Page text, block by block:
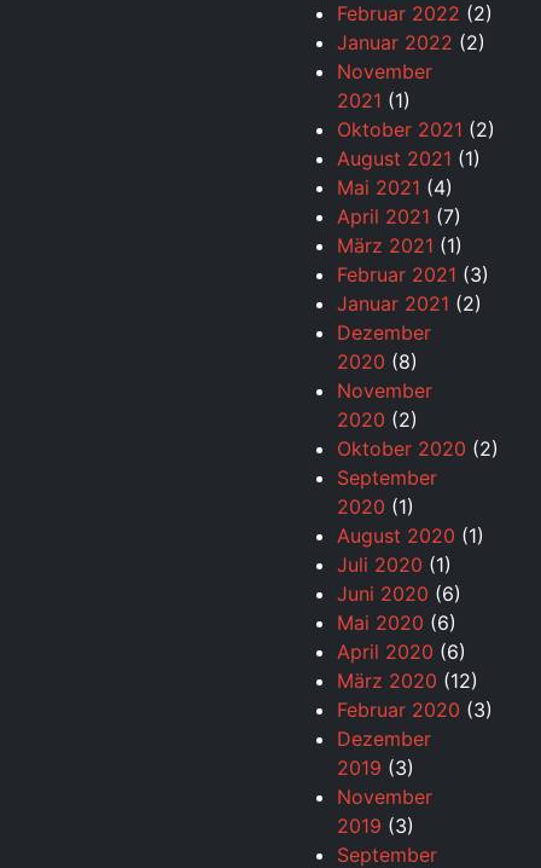
Februar 2022 (2)
Januar 2022 (2)
November
2021 (1)
Oktober 2021 (2)
August 2021 (1)
Mai 2021 (4)
April 2021 (7)
März 2021 (1)
Februar 2021 (3)
Januar 2021 (2)
Dezember
2020 (8)
November
2020 (2)
Oktober 2020 (2)
September
2020 (1)
August 2020 (1)
Juli 2020 (1)
Juni 2020 (6)
Mai 2020 (6)
April 2020 (6)
März 2020 (12)
Februar 2020 (3)
Dezember
2019 (3)
November
2019 (3)
September